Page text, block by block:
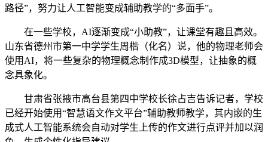
路径”，努力让人工智能变成辅助教学的“多面手”。
在一些学校，AI逐渐变成“小助教”，让课堂有趣且高效。
山东省德州市第一中学学生周楷（化名）说，他的物理老师会
使用AI，将一些复杂的物理概念制作成3D模型，让抽象的概
念具象化。
甘肃省张掖市高台县第四中学校长徐占吉告诉记者，学校
已经开始使用“智慧语文作文平台”辅助教师教学，其内嵌的生
成式人工智能系统会自动对学生上传的作文进行点评并加以润